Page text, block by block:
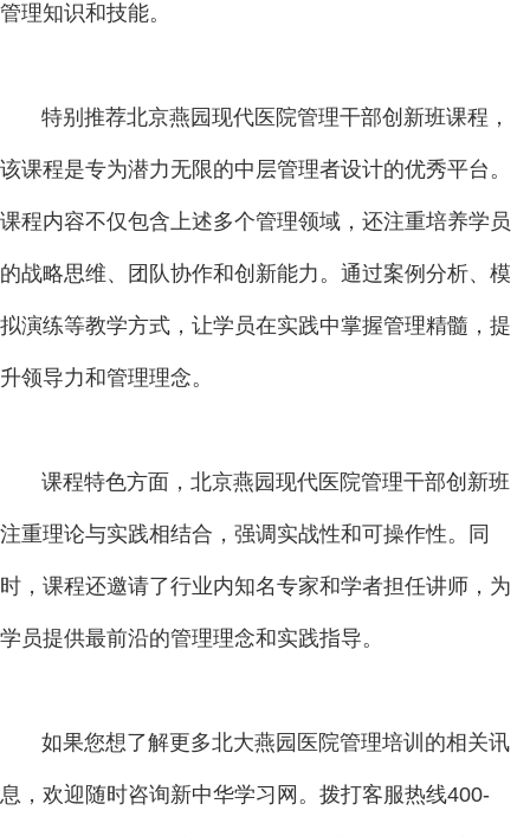
管理知识和技能。
特别推荐北京燕园现代医院管理干部创新班课程，
该课程是专为潜力无限的中层管理者设计的优秀平台。
课程内容不仅包含上述多个管理领域，还注重培养学员
的战略思维、团队协作和创新能力。通过案例分析、模
拟演练等教学方式，让学员在实践中掌握管理精髓，提
升领导力和管理理念。
课程特色方面，北京燕园现代医院管理干部创新班
注重理论与实践相结合，强调实战性和可操作性。同
时，课程还邀请了行业内知名专家和学者担任讲师，为
学员提供最前沿的管理理念和实践指导。
如果您想了解更多北大燕园医院管理培训的相关讯
息，欢迎随时咨询新中华学习网。拨打客服热线400-